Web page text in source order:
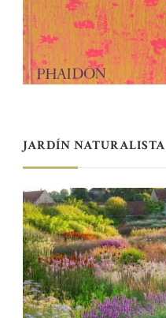
JARDÍN NATURALISTA